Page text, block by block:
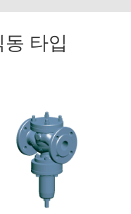
입
타입